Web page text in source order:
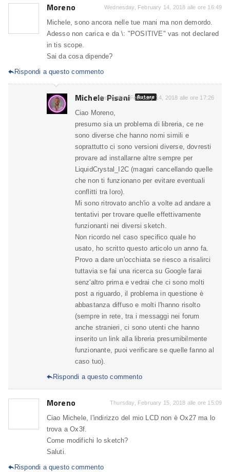
Moreno Wednesday, February 14, 2018 alle ore 16:49
Michele, sono ancora nelle tue mani ma non demordo.
Adesso non carica e da \: "POSITIVE" vas not declared
in tis scope.
Sai da cosa dipende?
Rispondi a questo commento
Michele Pisani Autore
Wednesday, February 14, 2018 alle ore 17:26
Ciao Moreno,
presumo sia un problema di libreria, ce ne
sono diverse che hanno nomi simili e
soprattutto ci sono versioni diverse, dovresti
provare ad installarne altre sempre per
LiquidCrystal_I2C (magari cancellando quelle
che non ti funzionano per evitare eventuali
conflitti tra loro).
Mi sono ritrovato anch'io a volte ad andare a
tentativi per trovare quelle effettivamente
funzionanti nei diversi sketch.
Non ricordo nel caso specifico quale ho
usato, ho scritto questo articolo un anno fa.
Provo a dare un'occhiata se riesco a risalirci
tuttavia se fai una ricerca su Google farai
senz'altro prima e vedrai che ci sono molti
post a riguardo, il problema in questione è
abbastanza diffuso e molti l'hanno risolto
(sempre in rete, tra i messaggi nei forum
anche stranieri, ci sono utenti che hanno
inserito un link alla libreria presumibilmente
funzionante, puoi verificare se quelle fanno al
caso tuo).
Rispondi a questo commento
Moreno Thursday, February 15, 2018 alle ore 15:09
Ciao Michele, l'indirizzo del mio LCD non è Ox27 ma lo
trova a Ox3f.
Come modifichi lo sketch?
Saluti.
Rispondi a questo commento